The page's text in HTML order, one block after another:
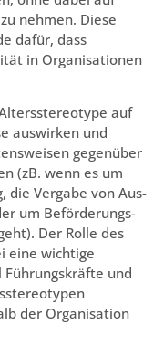
nehmen. Diese
dafür, dass
in Organisationen
auf
auswirken und
gegenüber
(zB. wenn es um
die Vergabe von Aus-
um Beförderungs-
Der Rolle des
eine wichtige
Führungskräfte und
der Organisation